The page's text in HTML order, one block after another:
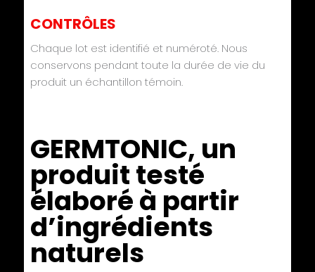
CONTRÔLES
Chaque lot est identifié et numéroté. Nous
conservons pendant toute la durée de vie du
produit un échantillon témoin.
GERMTONIC, un
produit testé
élaboré à partir
d’ingrédients
naturels